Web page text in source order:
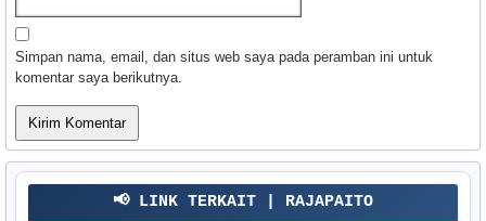
Simpan nama, email, dan situs web saya pada peramban ini untuk
komentar saya berikutnya.
📢 LINK TERKAIT | RAJAPAITO